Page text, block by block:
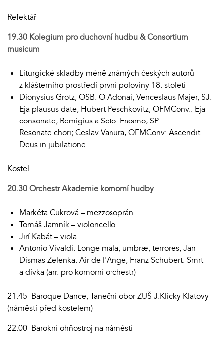
Refektář
19.30 Kolegium pro duchovní hudbu & Consortium
musicum
Liturgické skladby méně známých českých autorů
z klášterního prostředí první poloviny 18. století
Dionysius Grotz, OSB: O Adonai; Venceslaus Majer, SJ:
Eja plausus date; Hubert Peschkovitz, OFMConv.: Eja
consonate; Remigius a Scto. Erasmo, SP:
Resonate chori; Ceslav Vanura, OFMConv: Ascendit
Deus in jubilatione
Kostel
20.30Orchestr Akademie komorní hudby
Markéta Cukrová – mezzosoprán
Tomáš Jamník – violoncello
Jirí Kabát – viola
Antonio Vivaldi: Longe mala, umbræ, terrores; Jan
Dismas Zelenka: Air de l'Ange; Franz Schubert: Smrt
a dívka (arr. pro komorní orchestr)
21.45 Baroque Dance, Taneční obor ZUŠ J.Klicky Klatovy
(náměstí před kostelem)
22.00 Barokní ohňostroj na náměstí